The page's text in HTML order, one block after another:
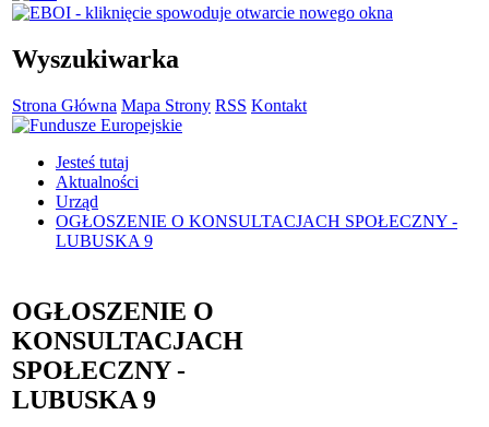
Wyszukiwarka
Strona Główna Mapa Strony RSS Kontakt
Jesteś tutaj
Aktualności
Urząd
OGŁOSZENIE O KONSULTACJACH SPOŁECZNY -
LUBUSKA 9
OGŁOSZENIE O
KONSULTACJACH
SPOŁECZNY -
LUBUSKA 9